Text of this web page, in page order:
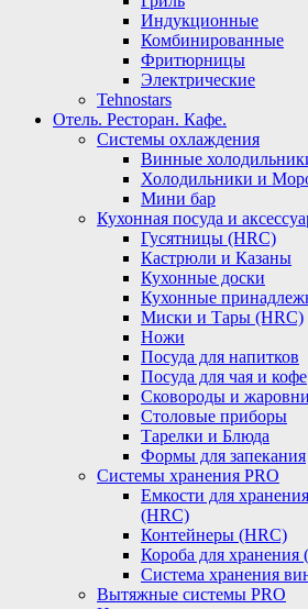
Индукционные
Комбинированные
Фритюрницы
Электрические
Tehnostars
Отель. Ресторан. Кафе.
Системы охлаждения
Винные
Холодильники и
Мини бар
Кухонная посуда и
Гусятницы (HRC)
Кастрюли и Казаны
Кухонные доски
Кухонные
Миски и Тары (HRC)
Ножи
Посуда для напитков
Посуда для чая и кофе
Сковороды и жаровни
Столовые приборы
Тарелки и Блюда
Формы для запекания
Системы хранения PRO
Емкости для
(HRC)
Контейнеры (HRC)
Короба для хранения
Система хранения
Вытяжные системы PRO